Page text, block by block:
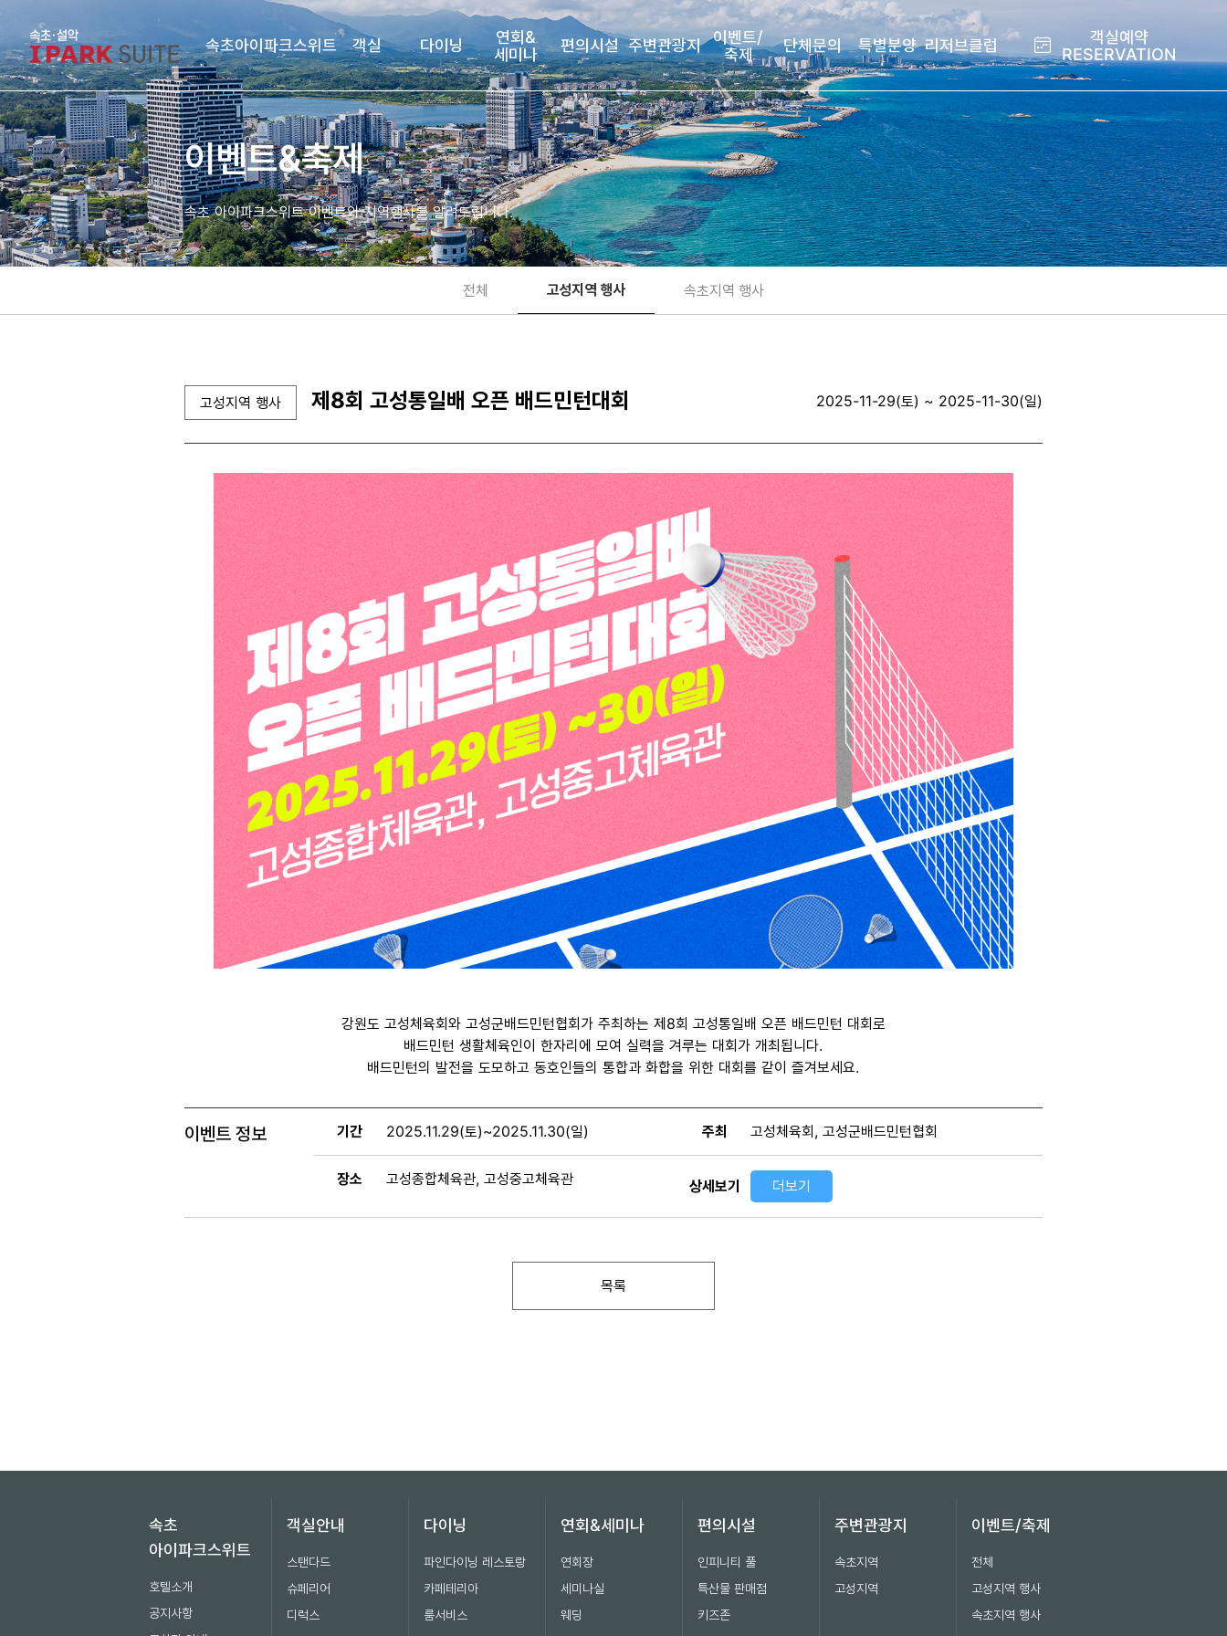
속초아이파크스위트 객실 다이닝
연회&
세미나
편의시설 주변관광지
이벤트/
축제
단체문의 특별분양 리저브클럽
객실예약
RESERVATION
이벤트&축제
속초 아이파크스위트 이벤트와 지역행사를 알려드립니다.
전체 고성지역 행사 속초지역 행사
고성지역 행사 제8회 고성통일배 오픈 배드민턴대회 2025-11-29(토) ~ 2025-11-30(일)
강원도 고성체육회와 고성군배드민턴협회가 주최하는 제8회 고성통일배 오픈 배드민턴 대회로
배드민턴 생활체육인이 한자리에 모여 실력을 겨루는 대회가 개최됩니다.
배드민턴의 발전을 도모하고 동호인들의 통합과 화합을 위한 대회를 같이 즐겨보세요.
이벤트 정보 기간 2025.11.29(토)~2025.11.30(일)
장소 고성종합체육관, 고성중고체육관
주최 고성체육회, 고성군배드민턴협회
상세보기 더보기
목록
속초
아이파크스위트
호텔소개
공지사항
객실안내
스탠다드
슈페리어
디럭스
다이닝
파인다이닝 레스토랑
카페테리아
룸서비스
연회&세미나
연회장
세미나실
웨딩
편의시설
인피니티 풀
특산물 판매점
키즈존
주변관광지
속초지역
고성지역
이벤트/축제
전체
고성지역 행사
속초지역 행사